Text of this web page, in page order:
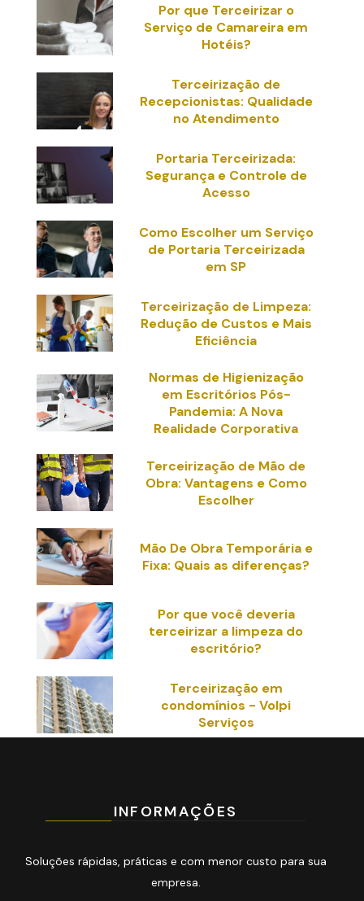
Por que Terceirizar o
Serviço de Camareira em
Hotéis?
Terceirização de
Recepcionistas: Qualidade
no Atendimento
Portaria Terceirizada:
Segurança e Controle de
Acesso
Como Escolher um Serviço
de Portaria Terceirizada
em SP
Terceirização de Limpeza:
Redução de Custos e Mais
Eficiência
Normas de Higienização
em Escritórios Pós-
Pandemia: A Nova
Realidade Corporativa
Terceirização de Mão de
Obra: Vantagens e Como
Escolher
Mão De Obra Temporária e
Fixa: Quais as diferenças?
Por que você deveria
terceirizar a limpeza do
escritório?
Terceirização em
condomínios - Volpi
Serviços
INFORMAÇÕES
Soluções rápidas, práticas e com menor custo para sua
empresa.